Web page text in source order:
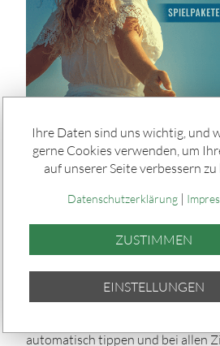
Sommerglück im Paket:
dabei – auch im Urlaub
Mit den Sommerglück
während der Urlaubszeit im Spiel.
automatisch tippen und bei allen
Ihre Daten sind uns wichtig, und
gerne Cookies verwenden, um
auf unserer Seite verbessern zu
Datenschutzerklärung|
ZUSTIMMEN
EINSTELLUNGEN